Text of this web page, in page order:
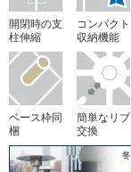
開閉時の支
柱伸縮
コンパクト
収納機能
ベース枠同
梱
簡単なリブ
交換